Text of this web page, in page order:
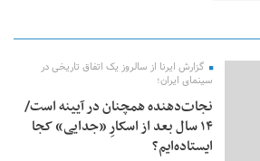
گزارش ایرنا از سالروز یک اتفاق تاریخی در
سینمای ایران؛
نجات‌دهنده‌ همچنان در آیینه است/
۱۴ سال بعد از اسکارِ «جدایی» کجا
ایستاده‌ایم؟